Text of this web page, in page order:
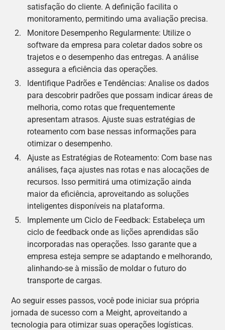
satisfação do cliente. A definição facilita o
monitoramento, permitindo uma avaliação precisa.
Monitore Desempenho Regularmente: Utilize o
software da empresa para coletar dados sobre os
trajetos e o desempenho das entregas. A análise
assegura a eficiência das operações.
Identifique Padrões e Tendências: Analise os dados
para descobrir padrões que possam indicar áreas de
melhoria, como rotas que frequentemente
apresentam atrasos. Ajuste suas estratégias de
roteamento com base nessas informações para
otimizar o desempenho.
Ajuste as Estratégias de Roteamento: Com base nas
análises, faça ajustes nas rotas e nas alocações de
recursos. Isso permitirá uma otimização ainda
maior da eficiência, aproveitando as soluções
inteligentes disponíveis na plataforma.
Implemente um Ciclo de Feedback: Estabeleça um
ciclo de feedback onde as lições aprendidas são
incorporadas nas operações. Isso garante que a
empresa esteja sempre se adaptando e melhorando,
alinhando-se à missão de moldar o futuro do
transporte de cargas.
Ao seguir esses passos, você pode iniciar sua própria
jornada de sucesso com a Meight, aproveitando a
tecnologia para otimizar suas operações logísticas.